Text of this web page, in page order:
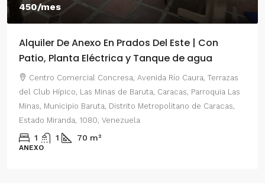
450/mes
Alquiler De Anexo En Prados Del Este | Con
Patio, Planta Eléctrica y Tanque de agua
Centro Comercial Concresa, Avenida Río Caura, Terrazas
del Club Hípico, Las Minas de Baruta, Caracas, Parroquia Las
Minas, Municipio Baruta, Distrito Metropolitano de Caracas,
Estado Miranda, 1080, Venezuela
1 1 70 m²
ANEXO